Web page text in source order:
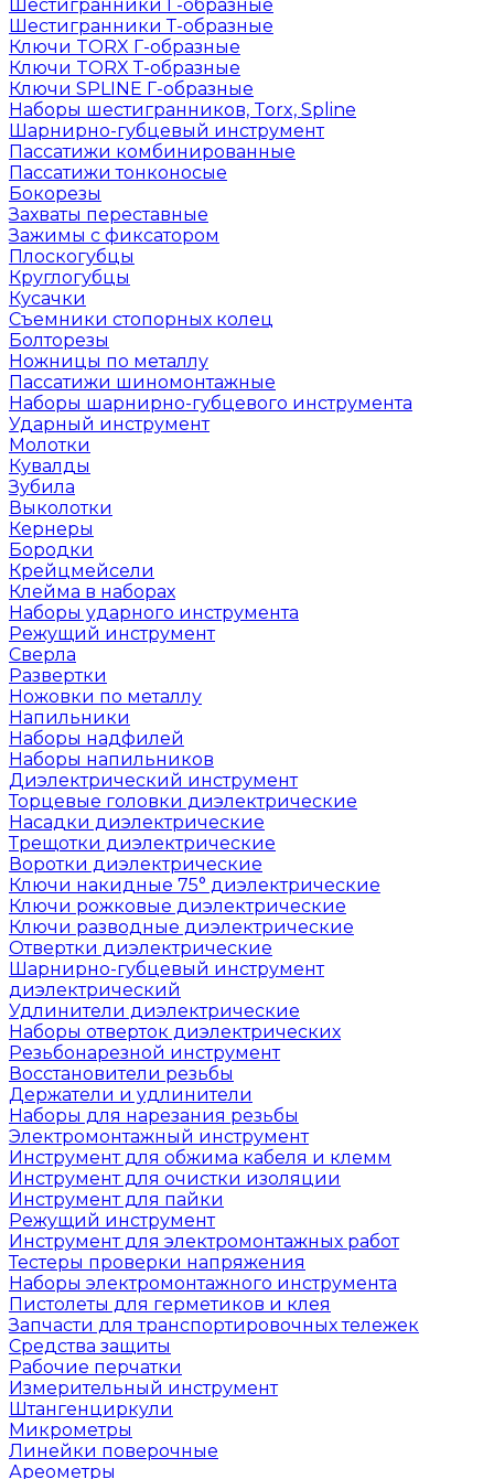
Шестигранники Г-образные
Шестигранники Т-образные
Ключи TORX Г-образные
Ключи TORX Т-образные
Ключи SPLINE Г-образные
Наборы шестигранников, Torx, Spline
Шарнирно-губцевый инструмент
Пассатижи комбинированные
Пассатижи тонконосые
Бокорезы
Захваты переставные
Зажимы с фиксатором
Плоскогубцы
Круглогубцы
Кусачки
Съемники стопорных колец
Болторезы
Ножницы по металлу
Пассатижи шиномонтажные
Наборы шарнирно-губцевого инструмента
Ударный инструмент
Молотки
Кувалды
Зубила
Выколотки
Кернеры
Бородки
Крейцмейсели
Клейма в наборах
Наборы ударного инструмента
Режущий инструмент
Сверла
Развертки
Ножовки по металлу
Напильники
Наборы надфилей
Наборы напильников
Диэлектрический инструмент
Торцевые головки диэлектрические
Насадки диэлектрические
Трещотки диэлектрические
Воротки диэлектрические
Ключи накидные 75° диэлектрические
Ключи рожковые диэлектрические
Ключи разводные диэлектрические
Отвертки диэлектрические
Шарнирно-губцевый инструмент
диэлектрический
Удлинители диэлектрические
Наборы отверток диэлектрических
Резьбонарезной инструмент
Восстановители резьбы
Держатели и удлинители
Наборы для нарезания резьбы
Электромонтажный инструмент
Инструмент для обжима кабеля и клемм
Инструмент для очистки изоляции
Инструмент для пайки
Режущий инструмент
Инструмент для электромонтажных работ
Тестеры проверки напряжения
Наборы электромонтажного инструмента
Пистолеты для герметиков и клея
Запчасти для транспортировочных тележек
Средства защиты
Рабочие перчатки
Измерительный инструмент
Штангенциркули
Микрометры
Линейки поверочные
Ареометры